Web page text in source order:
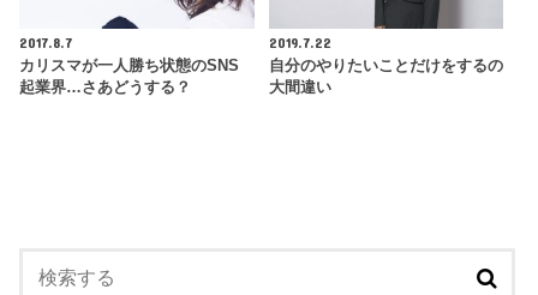
2017.8.7
カリスマが一人勝ち状態のSNS
起業界…さあどうする？
2019.7.22
自分のやりたいことだけをするの
大間違い